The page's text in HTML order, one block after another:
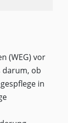
(WEG) vor
darum, ob
in